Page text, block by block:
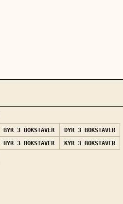
BYR 3 BOKSTAVER DYR 3 BOKSTAVER
HYR 3 BOKSTAVER KYR 3 BOKSTAVER